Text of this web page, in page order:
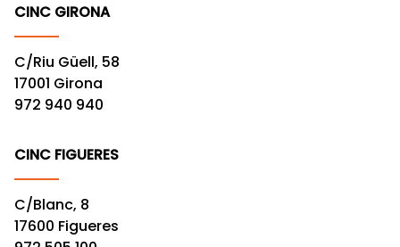
CINC GIRONA
C/Riu Güell, 58
17001 Girona
972 940 940
CINC FIGUERES
C/Blanc, 8
17600 Figueres